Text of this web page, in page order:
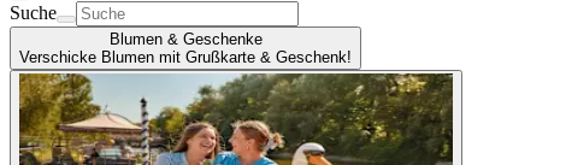
Suche
Blumen & Geschenke
Verschicke Blumen mit Grußkarte & Geschenk!